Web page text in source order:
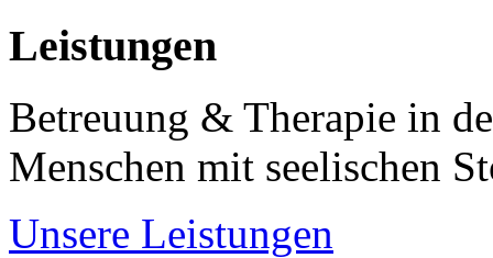
Leistungen
Betreuung & Therapie in
Menschen mit seelischen
Unsere Leistungen